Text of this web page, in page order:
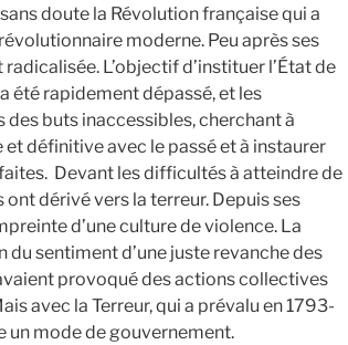
doute la Révolution française qui a
moderne. Peu après ses
L’objectif d’instituer l’État de
été rapidement dépassé, et les
buts inaccessibles, cherchant à
définitive avec le passé et à instaurer
Devant les difficultés à atteindre de
dérivé vers la terreur. Depuis ses
d’une culture de violence. La
sentiment d’une juste revanche des
provoqué des actions collectives
avec la Terreur, qui a prévalu en 1793-
un mode de gouvernement.